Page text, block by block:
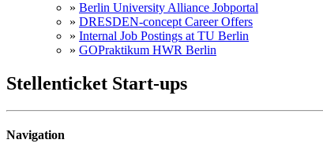
» Berlin University Alliance Jobportal
» DRESDEN-concept Career Offers
» Internal Job Postings at TU Berlin
» GOPraktikum HWR Berlin
Stellenticket Start-ups
Navigation